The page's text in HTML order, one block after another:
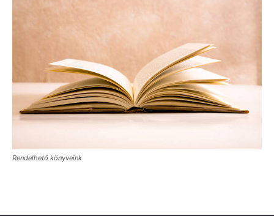
Rendelhető könyveink